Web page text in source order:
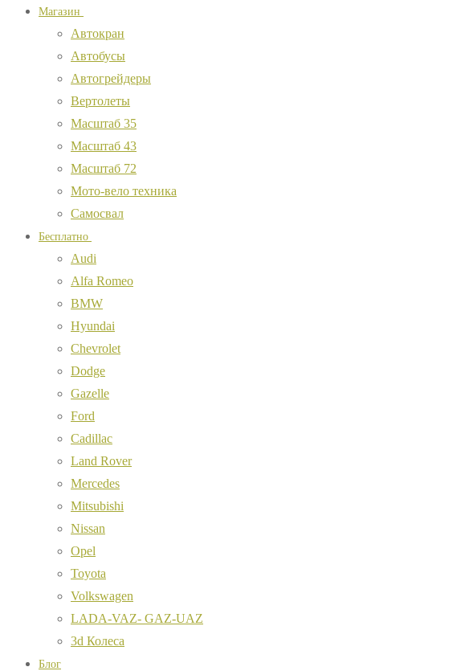
Магазин
Автокран
Автобусы
Автогрейдеры
Вертолеты
Масштаб 35
Масштаб 43
Масштаб 72
Мото-вело техника
Самосвал
Бесплатно
Audi
Alfa Romeo
BMW
Hyundai
Chevrolet
Dodge
Gazelle
Ford
Cadillac
Land Rover
Mercedes
Mitsubishi
Nissan
Opel
Toyota
Volkswagen
LADA-VAZ- GAZ-UAZ
3d Колеса
Блог